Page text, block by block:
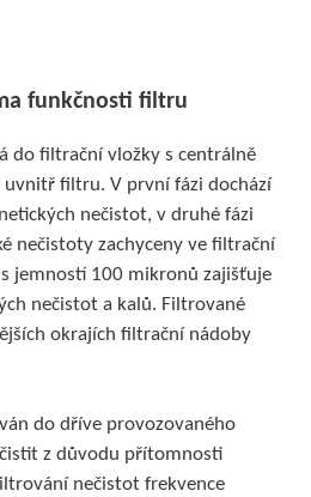
funkčnosti filtru
do filtrační vložky s centrálně
filtru. V první fázi dochází
nečistot, v druhé fázi
nečistoty zachyceny ve filtrační
jemností 100 mikronů zajišťuje
nečistot a kalů. Filtrované
okrajích filtrační nádoby
do dříve provozovaného
z důvodu přítomnosti
nečistot frekvence